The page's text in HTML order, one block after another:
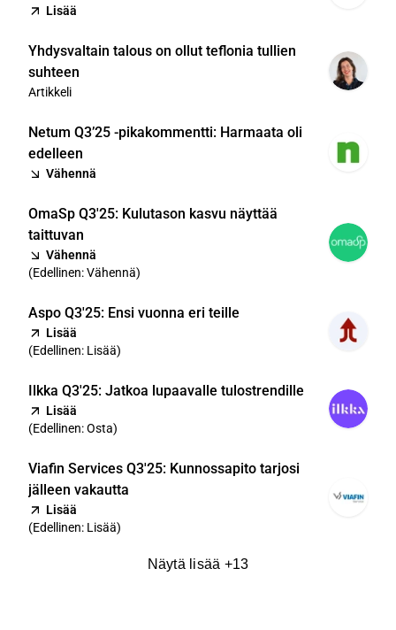
Lisää
Yhdysvaltain talous on ollut teflonia tullien
suhteen
Artikkeli
Netum Q3’25 -pikakommentti: Harmaata oli
edelleen
Vähennä
OmaSp Q3'25: Kulutason kasvu näyttää
taittuvan
Vähennä
(Edellinen: Vähennä)
Aspo Q3'25: Ensi vuonna eri teille
Lisää
(Edellinen: Lisää)
Ilkka Q3'25: Jatkoa lupaavalle tulostrendille
Lisää
(Edellinen: Osta)
Viafin Services Q3'25: Kunnossapito tarjosi
jälleen vakautta
Lisää
(Edellinen: Lisää)
Näytä lisää +13